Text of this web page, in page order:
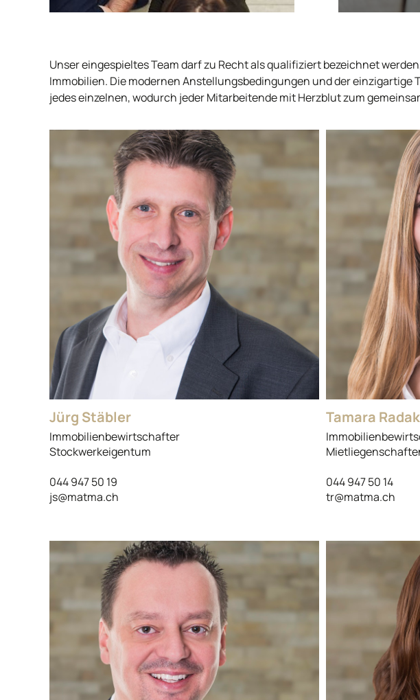
Unser eingespieltes Team darf zu Recht als qualifiziert bezeichnet
Immobilien. Die modernen Anstellungsbedingungen und der
jedes einzelnen, wodurch jeder Mitarbeitende mit Herzblut zum
Jürg Stäbler
Immobilienbewirtschafter
Stockwerkeigentum
044 947 50 19
js@matma.ch
Tamara
044 947 50 14
tr@matma.ch